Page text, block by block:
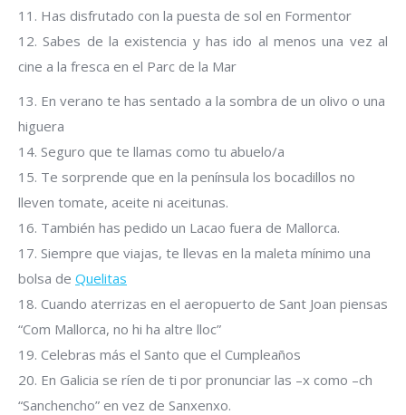
11. Has disfrutado con la puesta de sol en Formentor
12. Sabes de la existencia y has ido al menos una vez al
cine a la fresca en el Parc de la Mar
13. En verano te has sentado a la sombra de un olivo o una
higuera
14. Seguro que te llamas como tu abuelo/a
15. Te sorprende que en la península los bocadillos no
lleven tomate, aceite ni aceitunas.
16. También has pedido un Lacao fuera de Mallorca.
17. Siempre que viajas, te llevas en la maleta mínimo una
bolsa de Quelitas
18. Cuando aterrizas en el aeropuerto de Sant Joan piensas
“Com Mallorca, no hi ha altre lloc”
19. Celebras más el Santo que el Cumpleaños
20. En Galicia se ríen de ti por pronunciar las –x como –ch
“Sanchencho” en vez de Sanxenxo.